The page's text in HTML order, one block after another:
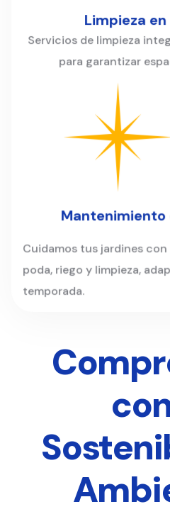
Limpieza
Servicios de limpieza
para garantizar
Mantenimiento
Cuidamos tus jardines
poda, riego y limpieza,
temporada.